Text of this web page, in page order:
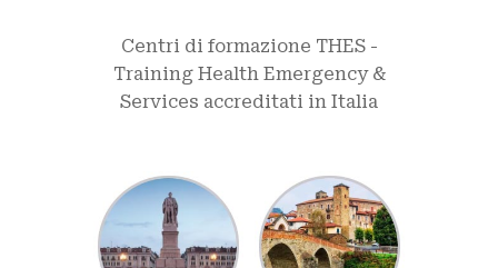
Centri di formazione THES -
Training Health Emergency &
Services accreditati in Italia